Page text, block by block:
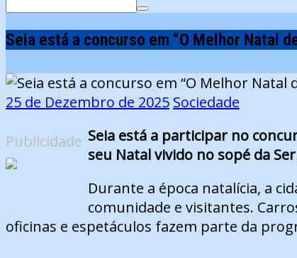
Seia está a concurso em “O Melhor Natal
25 de Dezembro de 2025 Sociedade
Publicidade Seia está a participar no
seu Natal vivido no sopé da
Durante a época natalícia, a
comunidade e visitantes.
oficinas e espetáculos fazem parte da